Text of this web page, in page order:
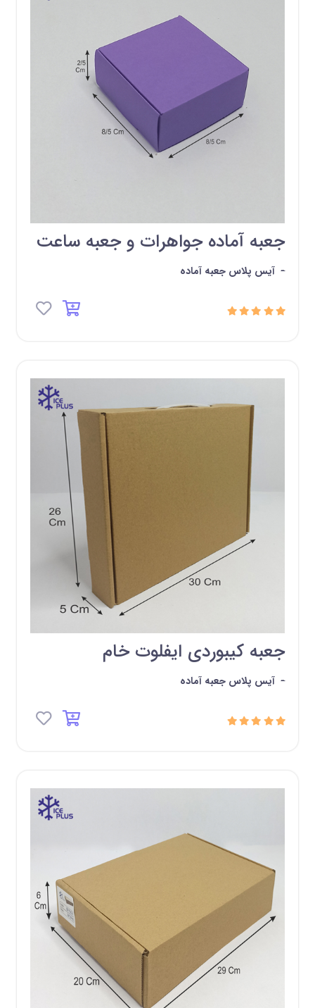
جعبه آماده جواهرات و جعبه ساعت
- آیس پلاس جعبه آماده
جعبه کیبوردی ایفلوت خام
- آیس پلاس جعبه آماده